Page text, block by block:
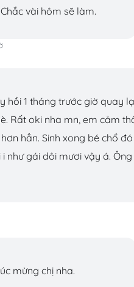
vài hôm sẽ làm.
hồi 1 tháng trước giờ quay
Rất oki nha mn, em cảm
hẳn. Sinh xong bé chổ
như gái dôi mươi vậy á.
mừng chị nha.